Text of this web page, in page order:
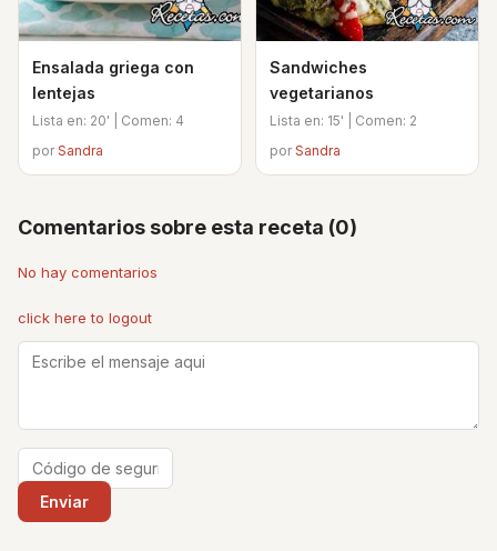
Ensalada griega con
lentejas
Lista en: 20' | Comen: 4
porSandra
Sandwiches
vegetarianos
Lista en: 15' | Comen: 2
porSandra
Comentarios sobre esta receta (0)
No hay comentarios
click here to logout